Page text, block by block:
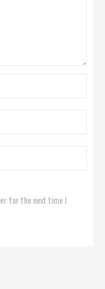
for the next time I